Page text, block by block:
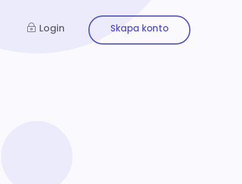
Login